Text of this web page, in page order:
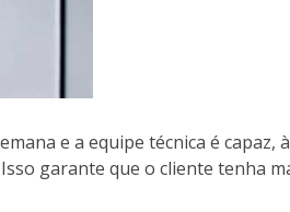
e a equipe técnica é capaz,
garante que o cliente tenha